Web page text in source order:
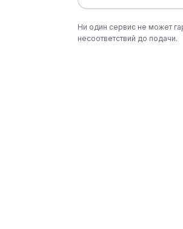
Ни один сервис не может
несоответствий до подачи.